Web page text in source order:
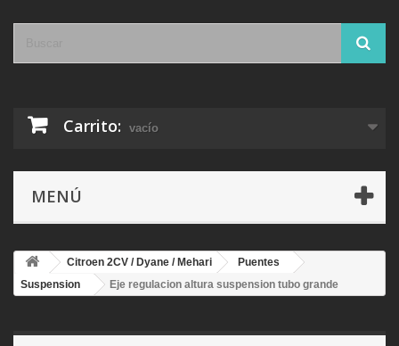
Carrito: vacío
MENÚ
Citroen 2CV / Dyane / Mehari
Puentes
Suspension
Eje regulacion altura suspension tubo grande